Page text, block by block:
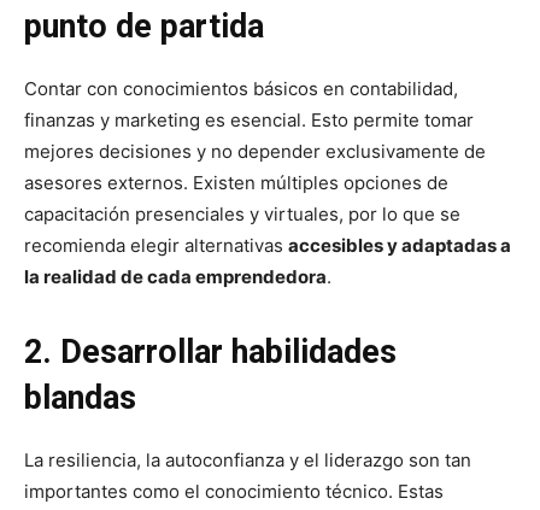
punto de partida
Contar con conocimientos básicos en contabilidad,
finanzas y marketing es esencial. Esto permite tomar
mejores decisiones y no depender exclusivamente de
asesores externos. Existen múltiples opciones de
capacitación presenciales y virtuales, por lo que se
recomienda elegir alternativas accesibles y adaptadas a
la realidad de cada emprendedora.
2. Desarrollar habilidades
blandas
La resiliencia, la autoconfianza y el liderazgo son tan
importantes como el conocimiento técnico. Estas